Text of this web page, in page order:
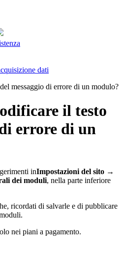
dati
messaggio di errore di un modulo?
il testo
errore di un
inImpostazioni del sito →
dei moduli, nella parte inferiore
ricordati di salvarle e di pubblicare
nei piani a pagamento.